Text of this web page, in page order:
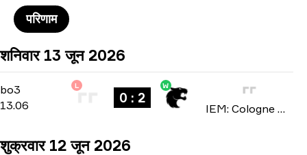
परिणाम
शनिवार 13 जून 2026
bo3
bo3
13.06
L
0 : 2
W
IEM: Cologne Major 2026
शुक्रवार 12 जून 2026